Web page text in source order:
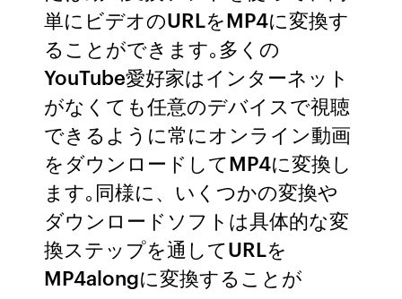
単にビデオのURLをMP4に変換す
ることができます｡多くの
YouTube愛好家はインターネット
がなくても任意のデバイスで視聴
できるように常にオンライン動画
をダウンロードしてMP4に変換し
ます｡同様に、いくつかの変換や
ダウンロードソフトは具体的な変
換ステップを通してURLを
MP4alongに変換することが